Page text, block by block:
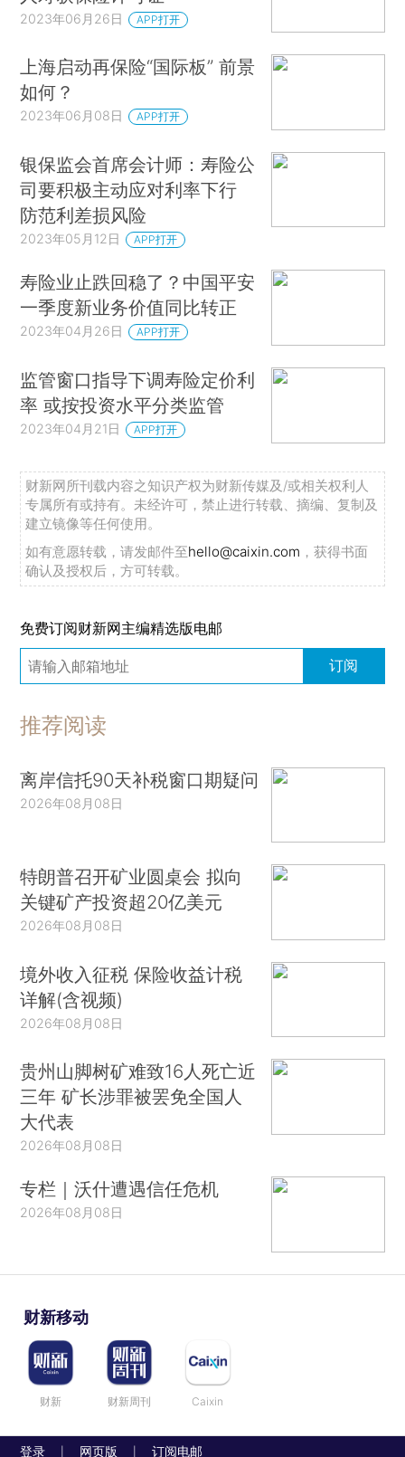
2023年06月26日 APP打开
上海启动再保险“国际板” 前景
如何？
2023年06月08日 APP打开
银保监会首席会计师：寿险公
司要积极主动应对利率下行
防范利差损风险
2023年05月12日 APP打开
寿险业止跌回稳了？中国平安
一季度新业务价值同比转正
2023年04月26日 APP打开
监管窗口指导下调寿险定价利
率 或按投资水平分类监管
2023年04月21日 APP打开
财新网所刊载内容之知识产权为财新传媒及/或相关权利人
专属所有或持有。未经许可，禁止进行转载、摘编、复制及
建立镜像等任何使用。
如有意愿转载，请发邮件至hello@caixin.com ，获得书面
确认及授权后，方可转载。
免费订阅财新网主编精选版电邮
订阅
推荐阅读
离岸信托90天补税窗口期疑问
2026年08月08日
特朗普召开矿业圆桌会 拟向
关键矿产投资超20亿美元
2026年08月08日
境外收入征税 保险收益计税
详解(含视频)
2026年08月08日
贵州山脚树矿难致16人死亡近
三年 矿长涉罪被罢免全国人
大代表
2026年08月08日
专栏｜沃什遭遇信任危机
2026年08月08日
财新移动
财新 财新周刊 Caixin
登录 网页版 订阅电邮